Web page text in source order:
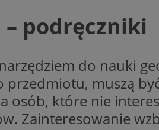
– podręczniki
do nauki
przedmiotu, muszą
osób, które nie
Zainteresowanie
_clsk
_ga_1ZETYXEVYH
FCCDCF
__eoi
__Secure-
_fbp
WMF-Uniq